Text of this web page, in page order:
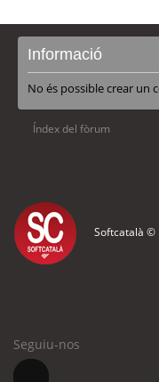
Informació
No és possible crear un
Índex del fòrum
Softcatalà ©
Seguiu-nos